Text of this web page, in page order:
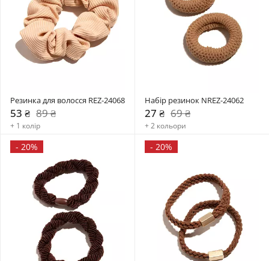
Резинка для волосся REZ-24068
53 ₴ 89 ₴
+ 1 колір
Набір резинок NREZ-24062
27 ₴ 69 ₴
+ 2 кольори
- 20% - 20%